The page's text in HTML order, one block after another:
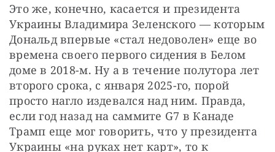
Это же, конечно, касается и президента
Украины Владимира Зеленского — которым
Дональд впервые «стал недоволен» еще во
времена своего первого сидения в Белом
доме в 2018-м. Ну а в течение полутора лет
второго срока, с января 2025-го, порой
просто нагло издевался над ним. Правда,
если год назад на саммите G7 в Канаде
Трамп еще мог говорить, что у президента
Украины «на руках нет карт», то к